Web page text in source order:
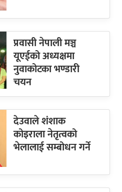
प्रवासी नेपाली मञ्च
यूएईको अध्यक्षमा
नुवाकोटका भण्डारी
चयन
देउवाले शंशाक
कोइराला नेतृत्वको
भेलालाई सम्बोधन गर्ने